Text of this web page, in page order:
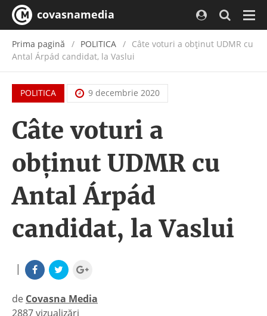
covasnamedia
Prima pagină POLITICA
Câte voturi a obținut UDMR cu
Antal Árpád candidat, la Vaslui
POLITICA 9 decembrie 2020
Câte voturi a
obținut UDMR cu
Antal Árpád
candidat, la Vaslui
|
de Covasna Media
|
2887 vizualizări